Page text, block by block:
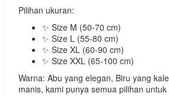
Pilihan ukuran:
✨ Size M (50-70 cm)
✨ Size L (55-80 cm)
✨ Size XL (60-90 cm)
✨ Size XXL (65-100 cm)
Warna: Abu yang elegan, Biru yang
manis, kami punya semua pilihan untuk